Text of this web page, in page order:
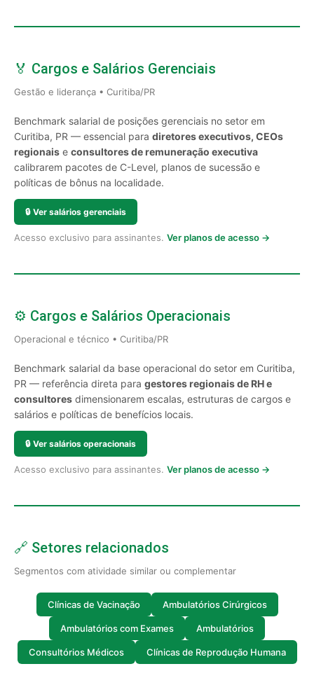
🏅 Cargos e Salários Gerenciais
Gestão e liderança • Curitiba/PR
Benchmark salarial de posições gerenciais no setor em
Curitiba, PR — essencial para diretores executivos, CEOs
regionais e consultores de remuneração executiva
calibrarem pacotes de C-Level, planos de sucessão e
políticas de bônus na localidade.
🔒 Ver salários gerenciais
Acesso exclusivo para assinantes. Ver planos de acesso →
⚙️ Cargos e Salários Operacionais
Operacional e técnico • Curitiba/PR
Benchmark salarial da base operacional do setor em Curitiba,
PR — referência direta para gestores regionais de RH e
consultores dimensionarem escalas, estruturas de cargos e
salários e políticas de benefícios locais.
🔒 Ver salários operacionais
Acesso exclusivo para assinantes. Ver planos de acesso →
🔗 Setores relacionados
Segmentos com atividade similar ou complementar
Clínicas de Vacinação Ambulatórios Cirúrgicos
Ambulatórios com Exames Ambulatórios
Consultórios Médicos Clínicas de Reprodução Humana